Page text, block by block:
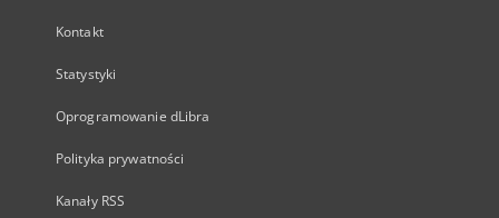
Kontakt
Statystyki
Oprogramowanie dLibra
Polityka prywatności
Kanały RSS